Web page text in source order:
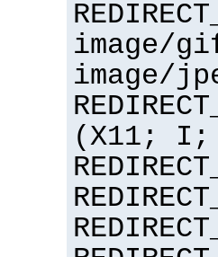
image/
image/
(X11; I;